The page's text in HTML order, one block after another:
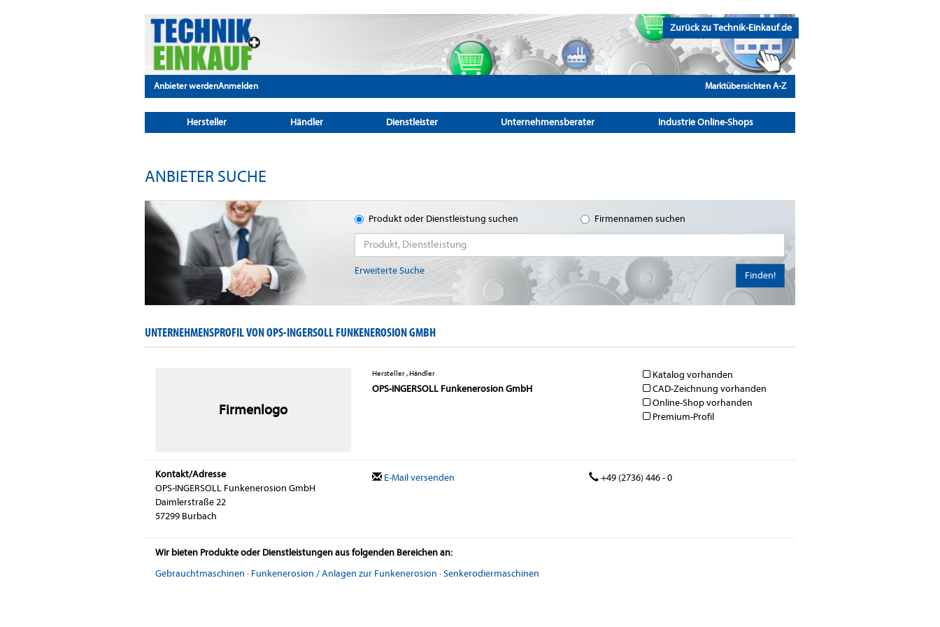
Zurück zu Technik-Einkauf.de
Anbieter werdenAnmelden Marktübersichten A-Z
Hersteller Händler Dienstleister Unternehmensberater Industrie Online-Shops
ANBIETER SUCHE
Produkt oder Dienstleistung suchen Firmennamen suchen
Erweiterte Suche Finden!
UNTERNEHMENSPROFIL VON OPS-INGERSOLL FUNKENEROSION GMBH
Firmenlogo
Hersteller , Händler
OPS-INGERSOLL Funkenerosion GmbH
Katalog vorhanden
CAD-Zeichnung vorhanden
Online-Shop vorhanden
Premium-Profil
Kontakt/Adresse
OPS-INGERSOLL Funkenerosion GmbH
Daimlerstraße 22
57299 Burbach
E-Mail versenden +49 (2736) 446 - 0
Wir bieten Produkte oder Dienstleistungen aus folgenden Bereichen an:
Gebrauchtmaschinen · Funkenerosion / Anlagen zur Funkenerosion ·Senkerodiermaschinen